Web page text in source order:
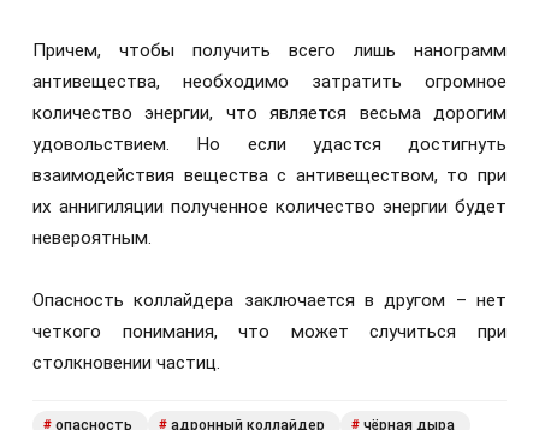
Причем, чтобы получить всего лишь нанограмм
антивещества, необходимо затратить огромное
количество энергии, что является весьма дорогим
удовольствием. Но если удастся достигнуть
взаимодействия вещества с антивеществом, то при
их аннигиляции полученное количество энергии будет
невероятным.
Опасность коллайдера заключается в другом – нет
четкого понимания, что может случиться при
столкновении частиц.
# опасность # адронный коллайдер # чёрная дыра